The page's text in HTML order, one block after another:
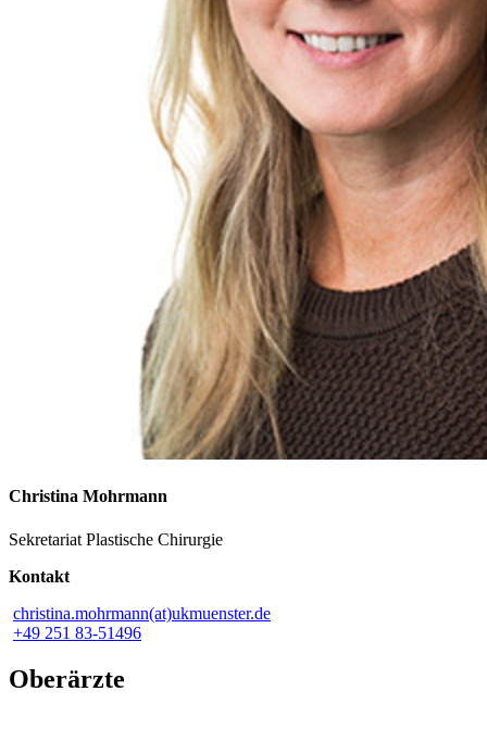
Christina Mohrmann
Sekretariat Plastische Chirurgie
Kontakt
christina.mohrmann(at)ukmuenster.de
+49 251 83-51496
Oberärzte